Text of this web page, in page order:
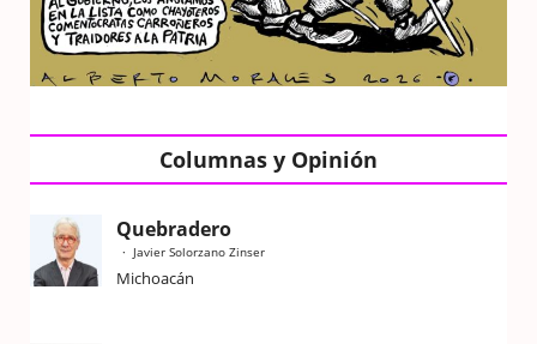
Columnas y Opinión
Quebradero
Javier Solorzano Zinser
Michoacán